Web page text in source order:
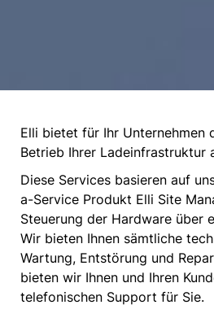
Elli bietet für Ihr Unternehmen
Betrieb Ihrer Ladeinfrastruktur
Diese Services basieren auf
a-Service Produkt Elli Site
Steuerung der Hardware über
Wir bieten Ihnen sämtliche
Wartung, Entstörung und
bieten wir Ihnen und Ihren
telefonischen Support für Sie.